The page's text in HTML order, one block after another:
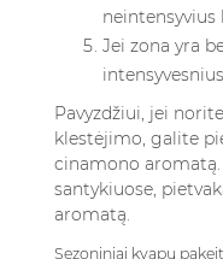
neintensyvius
Jei zona yra
Pavyzdžiui, jei
klestėjimo, galite
cinamono
santykiuose,
aromatą.
Sezoniniai kvapų